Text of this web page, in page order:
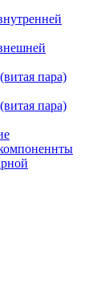
пара)
пара)